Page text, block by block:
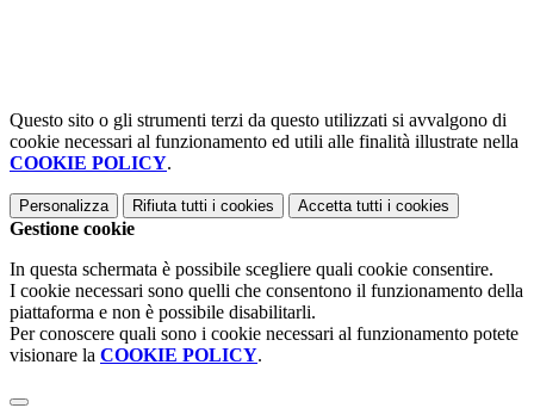
Questo sito o gli strumenti terzi da questo utilizzati si avvalgono di
cookie necessari al funzionamento ed utili alle finalità illustrate nella
COOKIE POLICY.
Personalizza Rifiuta tutti i cookies Accetta tutti i cookies
Gestione cookie
In questa schermata è possibile scegliere quali cookie consentire.
I cookie necessari sono quelli che consentono il funzionamento della
piattaforma e non è possibile disabilitarli.
Per conoscere quali sono i cookie necessari al funzionamento potete
visionare la COOKIE POLICY.